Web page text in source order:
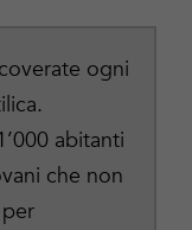
ogni
abitanti
che non